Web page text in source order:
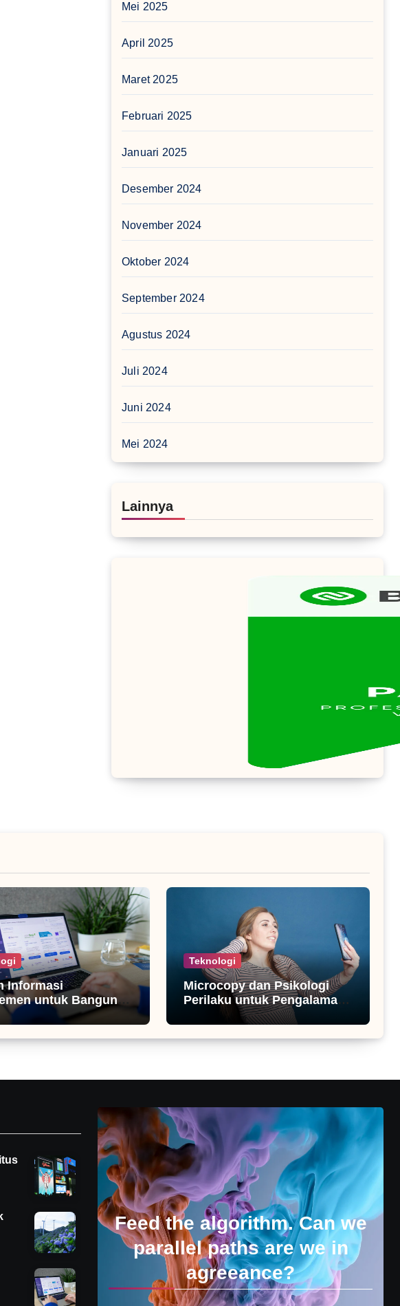
Mei 2025
April 2025
Maret 2025
Februari 2025
Januari 2025
Desember 2024
November 2024
Oktober 2024
September 2024
Agustus 2024
Juli 2024
Juni 2024
Mei 2024
Lainnya
Informasi
untuk Bangunan
Teknologi
Microcopy dan Psikologi
Perilaku untuk Pengalaman
Pengguna
Feed the algorithm. Can we
parallel paths are we in
agreeance?